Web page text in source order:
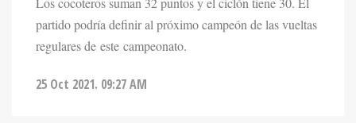
partido podría definir al próximo campeón de las vueltas
regulares de este campeonato.
25 Oct 2021. 09:27 AM